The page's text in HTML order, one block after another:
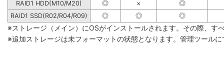
RAID1 HDD(M10/M20) ◎ ×
◎
RAID1 SSD(R02/R04/R09)
◎ ◎ ◎
※ストレージ（メイン）にOSがインストールされます。その際、す
※追加ストレージは未フォーマットの状態となります。管理ツール